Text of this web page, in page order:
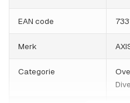
PTZ
AXIS Q6135-LE
EAN code
Merk
Categorie